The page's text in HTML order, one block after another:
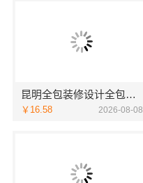
昆明全包装修设计全包价格，云南至高新型建材有限公司
￥16.58 2026-08-08